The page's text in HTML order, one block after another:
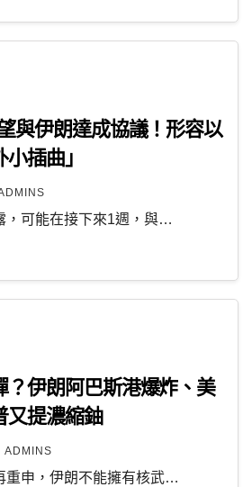
與伊朗達成協議！形容以
插曲」
，可能在接下來1週，與…
？伊朗阿巴斯港爆炸、美
提濃縮鈾
ADMINS
重申，伊朗不能擁有核武…